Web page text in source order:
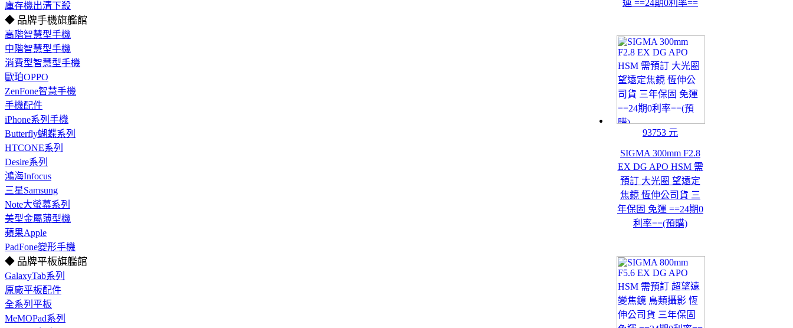
庫存機出清下殺
◆ 品牌手機旗艦館
高階智慧型手機
中階智慧型手機
消費型智慧型手機
歐珀OPPO
ZenFone智慧手機
手機配件
iPhone系列手機
Butterfly蝴蝶系列
HTCONE系列
Desire系列
鴻海Infocus
三星Samsung
Note大螢幕系列
美型金屬薄型機
蘋果Apple
PadFone變形手機
◆ 品牌平板旗艦館
GalaxyTab系列
原廠平板配件
全系列平板
MeMOPad系列
運 ==24期0利率==
93753 元
SIGMA 300mm F2.8
EX DG APO HSM 需
預訂 大光圈 望遠定
焦鏡 恆伸公司貨 三
年保固 免運 ==24期0
利率==(預購)